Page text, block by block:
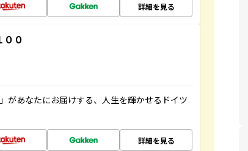
詳細を見る
０
があなたにお届けする、人生を輝かせるドイツ
詳細を見る